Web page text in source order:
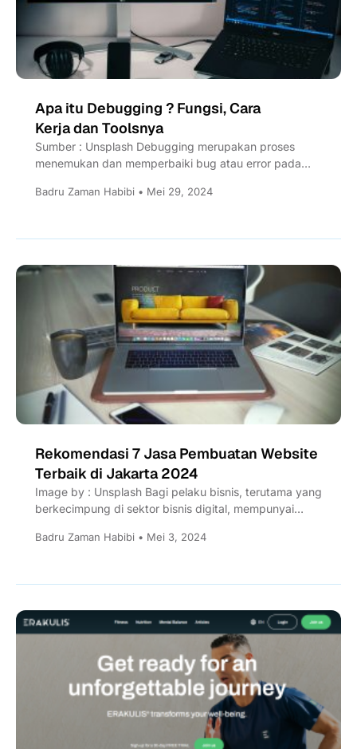
Apa itu Debugging ? Fungsi, Cara
Kerja dan Toolsnya
Sumber : Unsplash Debugging merupakan proses
menemukan dan memperbaiki bug atau error pada
Badru Zaman Habibi • Mei 29, 2024
Rekomendasi 7 Jasa Pembuatan Website
Terbaik di Jakarta 2024
Image by : Unsplash Bagi pelaku bisnis, terutama yang
berkecimpung di sektor bisnis digital, mempunyai
Badru Zaman Habibi • Mei 3, 2024